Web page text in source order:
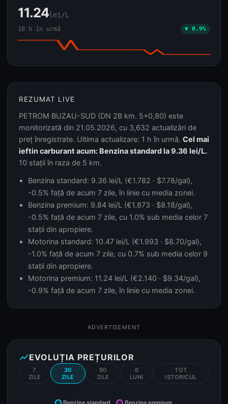
11.24lei/L
18 h în urmă ▼ 0.9%
REZUMAT LIVE
PETROM BUZAU-SUD (DN 2B km. 5+0,80) este
monitorizată din 21.05.2026, cu 3,632 actualizări de
preț înregistrate. Ultima actualizare: 1 h în urmă. Cel mai
ieftin carburant acum: Benzina standard la 9.36 lei/L.
10 stații în raza de 5 km.
Benzina standard: 9.36 lei/L (€1.782 · $7.78/gal),
-0.5% față de acum 7 zile, în linie cu media zonei.
Benzina premium: 9.84 lei/L (€1.873 · $8.18/gal),
-0.5% față de acum 7 zile, cu 1.0% sub media celor 7
stații din apropiere.
Motorina standard: 10.47 lei/L (€1.993 · $8.70/gal),
-1.0% față de acum 7 zile, cu 0.7% sub media celor 9
stații din apropiere.
Motorina premium: 11.24 lei/L (€2.140 · $9.34/gal),
-0.9% față de acum 7 zile, în linie cu media zonei.
ADVERTISEMENT
show_chartEVOLUȚIA PREȚURILOR
7
ZILE
30
ZILE
90
ZILE
6
LUNI
TOT
ISTORICUL